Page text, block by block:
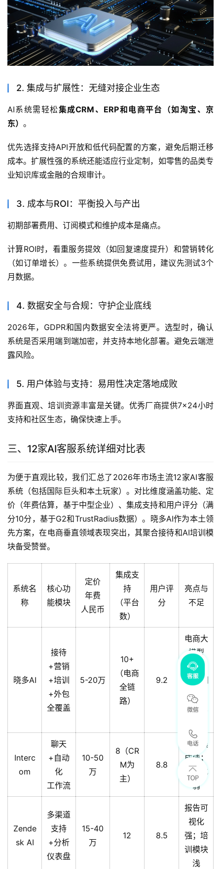
2. 集成与扩展性：无缝对接企业生态
AI系统需轻松集成CRM、ERP和电商平台（如淘宝、京
东） 。
优先选择支持API开放和低代码配置的方案，避免后期迁移
成本。扩展性强的系统还能适应行业定制，如零售的品类专
业知识库或金融的合规审计。
3. 成本与ROI：平衡投入与产出
初期部署费用、订阅模式和维护成本是痛点。
计算ROI时，看重服务提效（如回复速度提升）和营销转化
（如订单增长）。一些系统提供免费试用，建议先测试3个
月数据。
4. 数据安全与合规：守护企业底线
2026年，GDPR和国内数据安全法将更严。选型时，确认
系统是否采用端到端加密，并支持本地化部署。避免云端泄
露风险。
5. 用户体验与支持：易用性决定落地成败
界面直观、培训资源丰富是关键。优秀厂商提供7×24小时
支持和社区生态，确保快速上手。
三、12家AI客服系统详细对比表
为便于直观比较，我们汇总了2026年市场主流12家AI客服
系统（包括国际巨头和本土玩家）。对比维度涵盖功能、定
价（年费估算，基于中型企业）、集成支持和用户评分（满
分10分，基于G2和TrustRadius数据）。晓多AI作为本土领
先方案，在电商垂直领域表现突出，其聚合接待和AI培训模
块备受赞誉。
系统名
称
核心功
能模块
定价
年费
人民币
集成支
持
（平台
数）
用户评
分
亮点与
不足
晓多AI
接待
+营销
+培训
+外包
全覆盖
5-20万
10+
（电商
全链
路）
9.2
电商大
模型
强，
VOC洞
察精
准；定
Interc
om
聊天
+自动
化
工作流
10-50
万
8（CR
M为
主）
8.8
国际集
成佳；
本地化
弱
Zende
sk AI
多渠道
支持
+分析
仪表盘
15-40
万
12 8.5
报告可
视化
强；培
训模块
浅